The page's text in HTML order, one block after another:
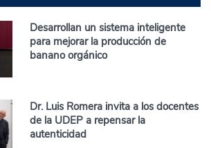
Desarrollan un sistema inteligente
para mejorar la producción de
banano orgánico
Dr. Luis Romera invita a los docentes
de la UDEP a repensar la
autenticidad